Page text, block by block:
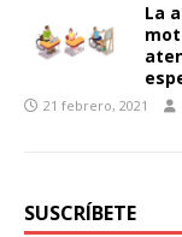
La
21 febrero, 2021
SUSCRÍBETE